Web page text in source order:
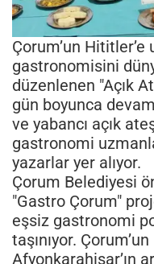
Çorum’un
gastronomisini
düzenlenen "Açık
gün boyunca
ve yabancı açık
gastronomi
yazarlar yer alıyor.
Çorum Belediyesi
"Gastro Çorum"
eşsiz gastronomi
taşınıyor.
Afyonkarahisar’ın